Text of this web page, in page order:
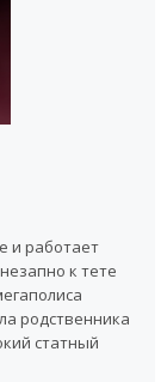
и работает
к тете
родственника
статный